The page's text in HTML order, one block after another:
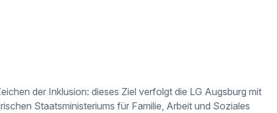
der Inklusion: dieses Ziel verfolgt die LG Augsburg mit
Staatsministeriums für Familie, Arbeit und Soziales